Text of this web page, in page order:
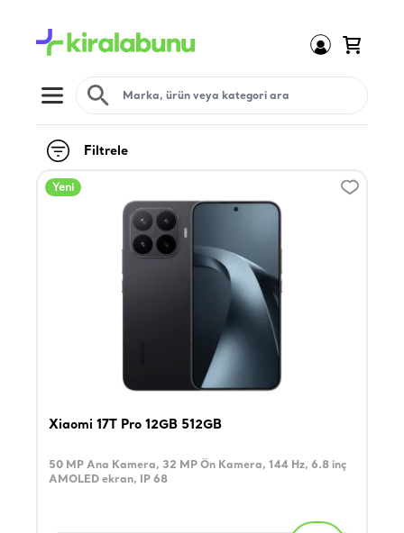
Open menu
Filtrele
Yeni
Xiaomi 17T Pro 12GB 512GB
50 MP Ana Kamera, 32 MP Ön Kamera, 144 Hz, 6.8 inç
AMOLED ekran, IP 68